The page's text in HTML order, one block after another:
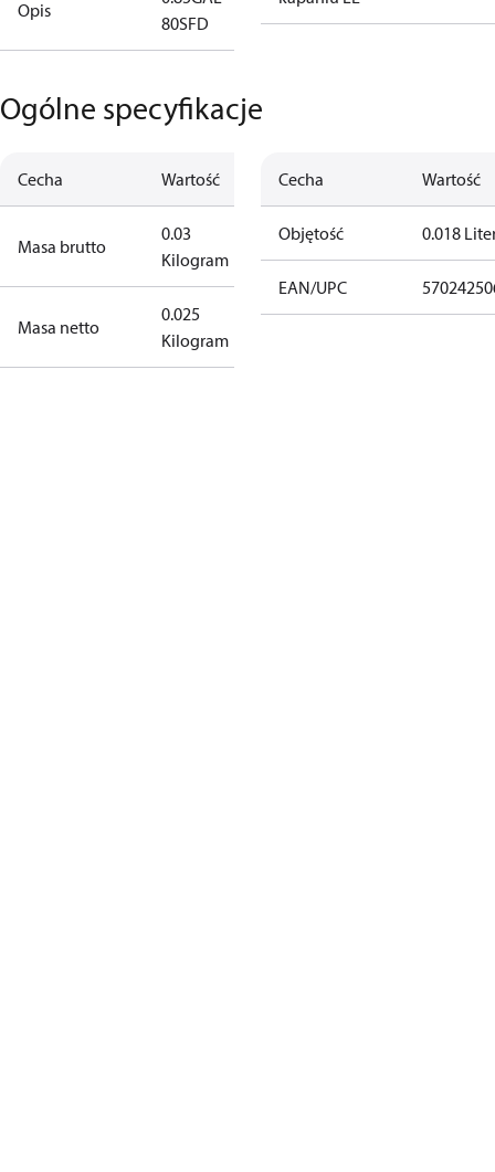
Opis
80SFD
Ogólne specyfikacje
Cecha Wartość
Masa brutto
0.03
Kilogram
Masa netto
0.025
Kilogram
Cecha Wartość
Objętość 0.018
EAN/UPC